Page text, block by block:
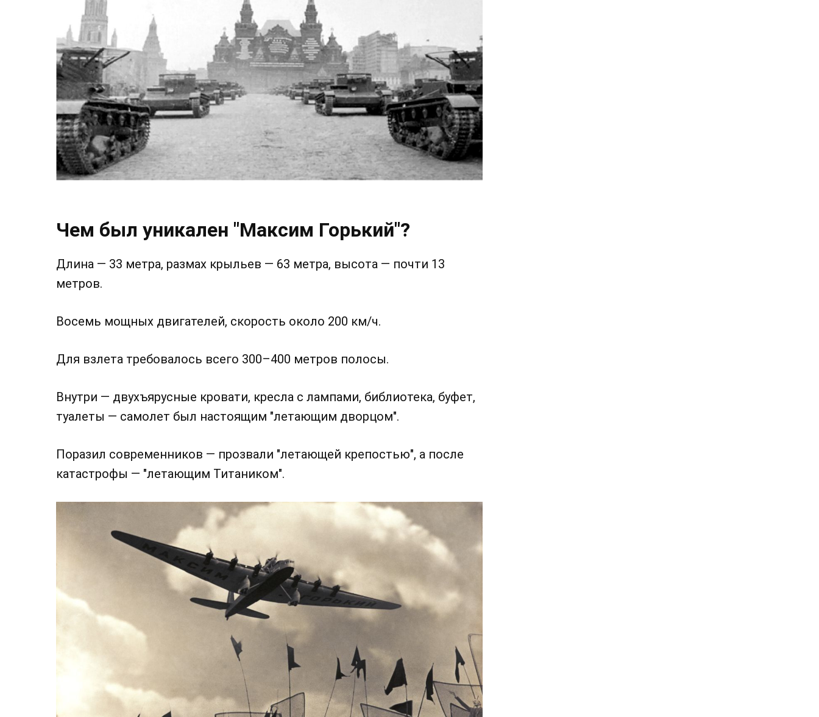
Чем был уникален "Максим Горький"?
Длина — 33 метра, размах крыльев — 63 метра, высота — почти 13
метров.
Восемь мощных двигателей, скорость около 200 км/ч.
Для взлета требовалось всего 300–400 метров полосы.
Внутри — двухъярусные кровати, кресла с лампами, библиотека, буфет,
туалеты — самолет был настоящим "летающим дворцом".
Поразил современников — прозвали "летающей крепостью", а после
катастрофы — "летающим Титаником".